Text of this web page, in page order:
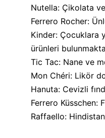
Nutella: Çikolata
Ferrero Rocher:
Kinder: Çocuklara
ürünleri
Tic Tac: Nane ve
Mon Chéri: Likör
Hanuta: Cevizli
Ferrero Küsschen:
Raffaello: